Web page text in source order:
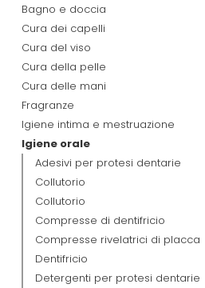
Bagno e doccia
Cura dei capelli
Cura del viso
Cura della pelle
Cura delle mani
Fragranze
Igiene intima e mestruazione
Igiene orale
Adesivi per protesi dentarie
Collutorio
Collutorio
Compresse di dentifricio
Compresse rivelatrici di placca
Dentifricio
Detergenti per protesi dentarie